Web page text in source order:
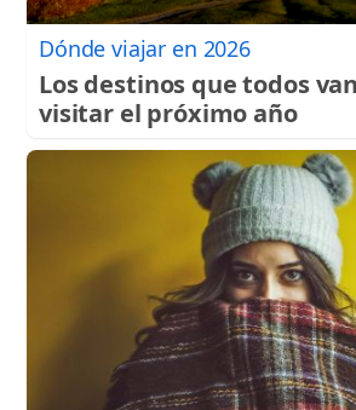
Dónde viajar en 2026
Los destinos que todos
visitar el próximo año